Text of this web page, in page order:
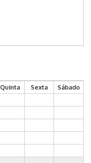
Quinta Sexta
Sábado